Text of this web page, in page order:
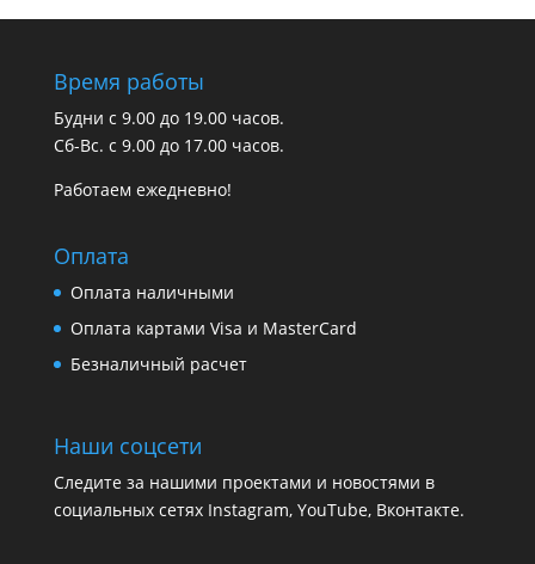
Время работы
Будни с 9.00 до 19.00 часов.
Сб-Вс. с 9.00 до 17.00 часов.
Работаем ежедневно!
Оплата
Оплата наличными
Оплата картами Visa и MasterCard
Безналичный расчет
Наши соцсети
Следите за нашими проектами и новостями в
социальных сетях Instagram, YouTube, Вконтакте.